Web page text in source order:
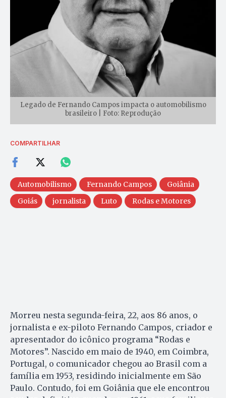
Legado de Fernando Campos impacta o automobilismo
brasileiro | Foto: Reprodução
COMPARTILHAR
Automobilismo Fernando Campos
Goiânia
Goiás
jornalista Luto Rodas e Motores
Morreu nesta segunda-feira, 22, aos 86 anos, o
jornalista e ex-piloto Fernando Campos, criador e
apresentador do icônico programa “Rodas e
Motores”. Nascido em maio de 1940, em Coimbra,
Portugal, o comunicador chegou ao Brasil com a
família em 1953, residindo inicialmente em São
Paulo. Contudo, foi em Goiânia que ele encontrou